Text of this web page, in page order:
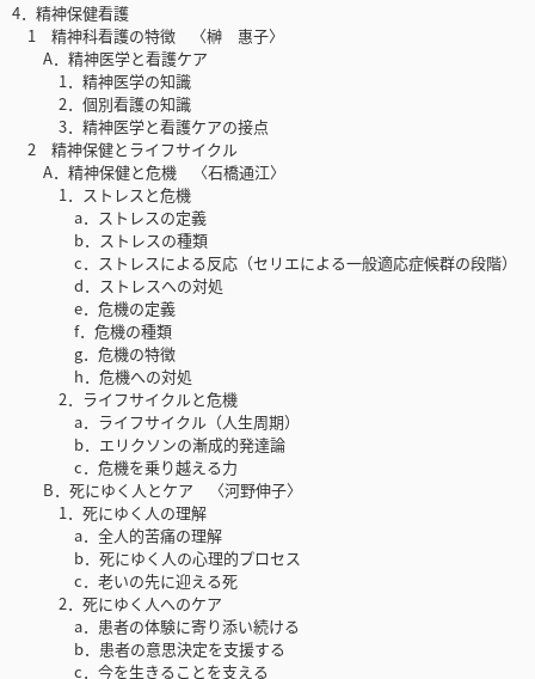
4．精神保健看護
1 精神科看護の特徴 〈榊 惠子〉
A．精神医学と看護ケア
1．精神医学の知識
2．個別看護の知識
3．精神医学と看護ケアの接点
2 精神保健とライフサイクル
A．精神保健と危機 〈石橋通江〉
1．ストレスと危機
a．ストレスの定義
b．ストレスの種類
c．ストレスによる反応（セリエによる一般適応症候群の段階）
d．ストレスへの対処
e．危機の定義
f．危機の種類
g．危機の特徴
h．危機への対処
2．ライフサイクルと危機
a．ライフサイクル（人生周期）
b．エリクソンの漸成的発達論
c．危機を乗り越える力
B．死にゆく人とケア 〈河野伸子〉
1．死にゆく人の理解
a．全人的苦痛の理解
b．死にゆく人の心理的プロセス
c．老いの先に迎える死
2．死にゆく人へのケア
a．患者の体験に寄り添い続ける
b．患者の意思決定を支援する
c．今を生きることを支える